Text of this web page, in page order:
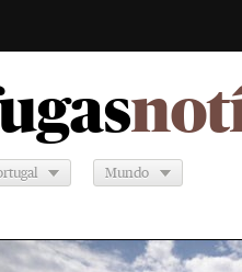
Mundo